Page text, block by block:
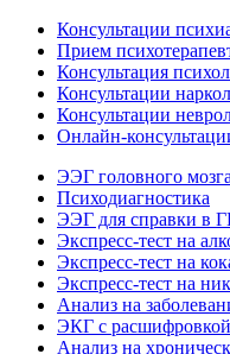
Консультации
Прием
Консультация
Консультации
Консультации
Онлайн-
ЭЭГ головного
Психодиагностика
ЭЭГ для справки в
Экспресс-тест на
Экспресс-тест на
Экспресс-тест на
Анализ на
ЭКГ с расшифровкой
Анализ на